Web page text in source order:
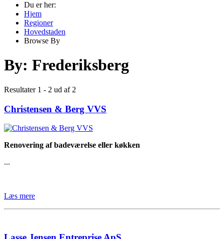
Du er her:
Hjem
Regioner
Hovedstaden
Browse By
By: Frederiksberg
Resultater 1 - 2 ud af 2
Christensen & Berg VVS
Renovering af badeværelse eller køkken​
...
Læs mere